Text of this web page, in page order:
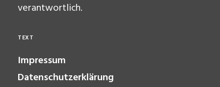
verantwortlich.
TEXT
Impressum
Datenschutzerklärung